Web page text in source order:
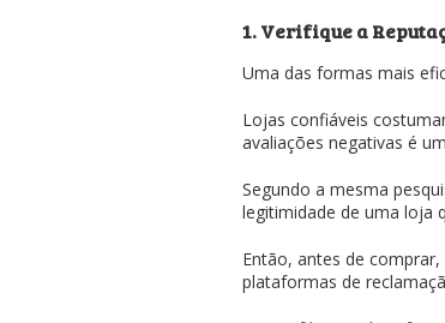
1. Verifique a
Uma das formas mais
Lojas confiáveis
avaliações negativas é
Segundo a mesma
legitimidade de uma loja
Então, antes de
plataformas de